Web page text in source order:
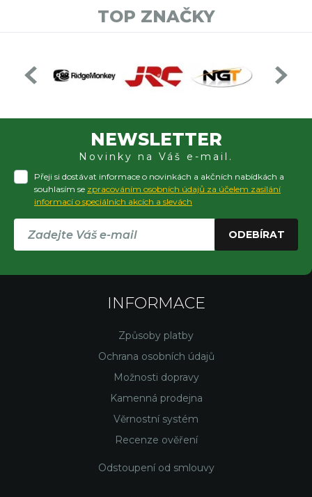
TOP ZNAČKY
NEWSLETTER
Novinky na Váš e-mail.
Přeji si dostávat informace o novinkách a akčních nabídkách a
souhlasím se zpracováním osobních údajů za účelem zasílání
informací o speciálních akcích a slevách
ODEBÍRAT
INFORMACE
Způsoby platby
Ochrana osobních údajů
Možnosti dopravy
Kamenná prodejna
Věrnostní systém
Recenze ověření
Odstoupení od smlouvy